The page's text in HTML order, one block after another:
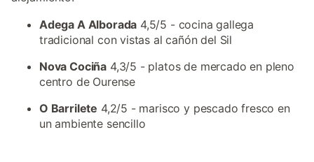
Adega A Alborada 4,5/5 - cocina gallega
tradicional con vistas al cañón del Sil
Nova Cociña 4,3/5 - platos de mercado en pleno
centro de Ourense
O Barrilete 4,2/5 - marisco y pescado fresco en
un ambiente sencillo